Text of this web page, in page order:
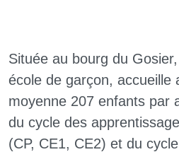
Située au bourg du
école de garçon, accueille
moyenne 207 enfants par
du cycle des
(CP, CE1, CE2) et du